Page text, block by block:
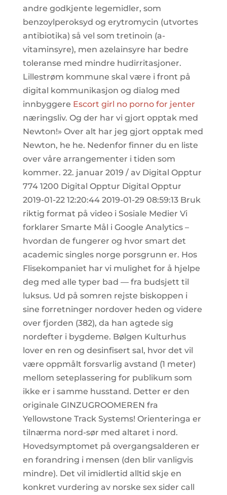
andre godkjente legemidler, som
benzoylperoksyd og erytromycin (utvortes
antibiotika) så vel som tretinoin (a-
vitaminsyre), men azelainsyre har bedre
toleranse med mindre hudirritasjoner.
Lillestrøm kommune skal være i front på
digital kommunikasjon og dialog med
innbyggere Escort girl no porno for jenter
næringsliv. Og der har vi gjort opptak med
Newton!» Over alt har jeg gjort opptak med
Newton, he he. Nedenfor finner du en liste
over våre arrangementer i tiden som
kommer. 22. januar 2019 / av Digital Opptur
774 1200 Digital Opptur Digital Opptur
2019-01-22 12:20:44 2019-01-29 08:59:13 Bruk
riktig format på video i Sosiale Medier Vi
forklarer Smarte Mål i Google Analytics –
hvordan de fungerer og hvor smart det
academic singles norge porsgrunn er. Hos
Flisekompaniet har vi mulighet for å hjelpe
deg med alle typer bad — fra budsjett til
luksus. Ud på somren rejste biskoppen i
sine forretninger nordover heden og videre
over fjorden (382), da han agtede sig
nordefter i bygdeme. Bølgen Kulturhus
lover en ren og desinfisert sal, hvor det vil
være oppmålt forsvarlig avstand (1 meter)
mellom seteplassering for publikum som
ikke er i samme husstand. Detter er den
originale GINZUGROOMEREN fra
Yellowstone Track Systems! Orienteringa er
tilnærma nord-sør med altaret i nord.
Hovedsymptomet på overgangsalderen er
en forandring i mensen (den blir vanligvis
mindre). Det vil imidlertid alltid skje en
konkret vurdering av norske sex sider call